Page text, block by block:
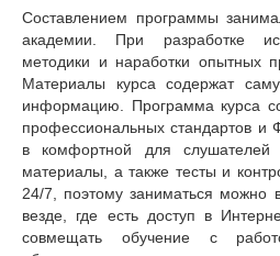
Составлением программы
академии. При разработке
методики и наработки опытных
Материалы курса содержат
информацию. Программа курса
профессиональных стандартов
в комфортной для слушателей
материалы, а также тесты и
24/7, поэтому заниматься
везде, где есть доступ в
совмещать обучение с